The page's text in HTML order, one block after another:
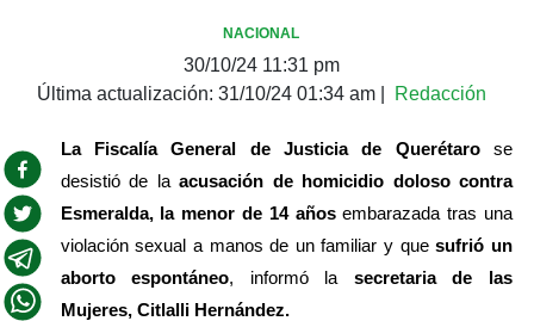
NACIONAL
30/10/24 11:31 pm
Última actualización: 31/10/24 01:34 am| Redacción
La Fiscalía General de Justicia de Querétaro se
desistió de la acusación de homicidio doloso contra
Esmeralda, la menor de 14 años embarazada tras una
violación sexual a manos de un familiar y que sufrió un
aborto espontáneo, informó la secretaria de las
Mujeres, Citlalli Hernández.